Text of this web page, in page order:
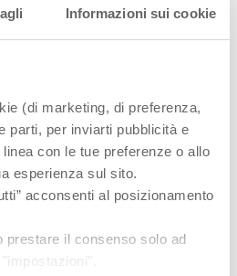
Informazioni sui cookie
(di marketing, di preferenza,
parti, per inviarti pubblicità e
con le tue preferenze o allo
esperienza sul sito.
acconsenti al posizionamento
prestare il consenso solo ad